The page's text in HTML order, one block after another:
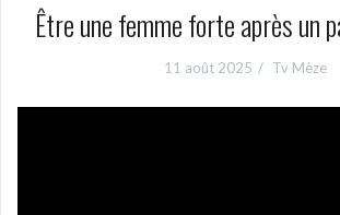
Être une femme forte après un
11 août 2025 Tv Mèze